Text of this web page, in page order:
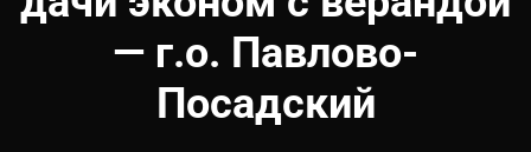
— г.о. Павлово-
Посадский